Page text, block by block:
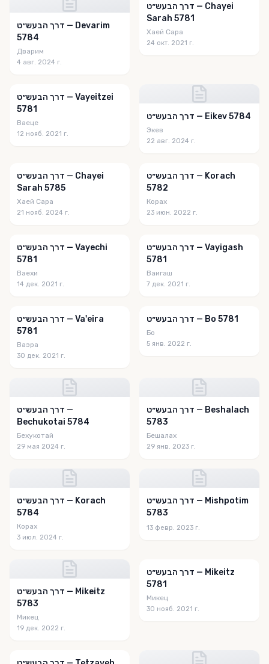
דרך הבעש״ט — Devarim
5784
Дварим
4 авг. 2024 г.
דרך הבעש״ט — Chayei
Sarah 5781
Хаей Сара
24 окт. 2021 г.
דרך הבעש״ט — Vayeitzei
5781
Ваеце
12 нояб. 2021 г.
דרך הבעש״ט — Eikev 5784
Экев
22 авг. 2024 г.
דרך הבעש״ט — Chayei
Sarah 5785
Хаей Сара
21 нояб. 2024 г.
דרך הבעש״ט — Korach
5782
Корах
23 июн. 2022 г.
דרך הבעש״ט — Vayechi
5781
Ваехи
14 дек. 2021 г.
דרך הבעש״ט — Vayigash
5781
Ваигаш
7 дек. 2021 г.
דרך הבעש״ט — Va'eira
5781
Ваэра
30 дек. 2021 г.
דרך הבעש״ט — Bo 5781
Бо
5 янв. 2022 г.
דרך הבעש״ט —
Bechukotai 5784
Бехукотай
29 мая 2024 г.
דרך הבעש״ט — Beshalach
5783
Бешалах
29 янв. 2023 г.
דרך הבעש״ט — Korach
5784
Корах
3 июл. 2024 г.
דרך הבעש״ט — Mishpotim
5783
13 февр. 2023 г.
דרך הבעש״ט — Mikeitz
5783
Микец
19 дек. 2022 г.
דרך הבעש״ט — Mikeitz
5781
Микец
30 нояб. 2021 г.